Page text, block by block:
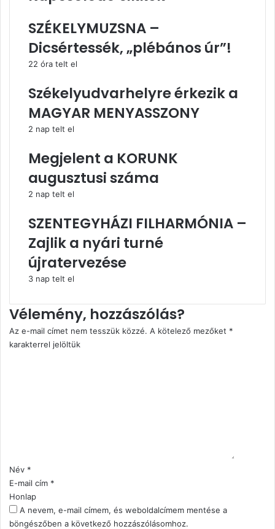
SZÉKELYMUZSNA –
Dicsértessék, „plébános úr”!
22 óra telt el
Székelyudvarhelyre érkezik a
MAGYAR MENYASSZONY
2 nap telt el
Megjelent a KORUNK
augusztusi száma
2 nap telt el
SZENTEGYHÁZI FILHARMÓNIA –
Zajlik a nyári turné
újratervezése
3 nap telt el
Vélemény, hozzászólás?
Az e-mail címet nem tesszük közzé. A kötelező mezőket *
karakterrel jelöltük
l
á
s
*
Név *
E-mail cím *
Honlap
A nevem, e-mail címem, és weboldalcímem mentése a
böngészőben a következő hozzászólásomhoz.